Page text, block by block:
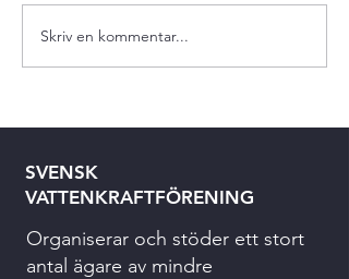
Skriv en kommentar...
SVENSK
VATTENKRAFTFÖRENING
Organiserar och stöder ett stort
antal ägare av mindre